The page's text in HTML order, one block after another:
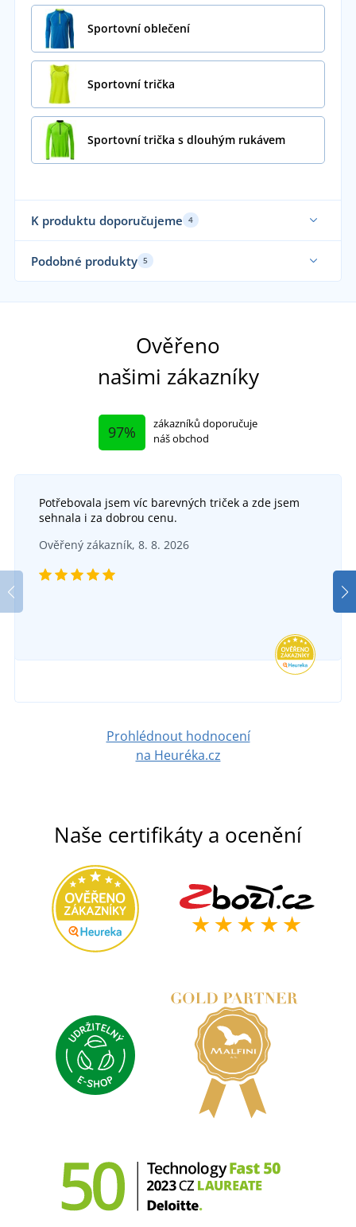
Sportovní oblečení
Sportovní trička
Sportovní trička s dlouhým rukávem
K produktu doporučujeme 4
Podobné produkty 5
Dámské funkční spodky REWARD
267 Kč
Ověřeno
našimi zákazníky
97%
zákazníků doporučuje
náš obchod
Potřebovala jsem víc barevných triček a zde jsem
sehnala i za dobrou cenu.
Ověřený zákazník, 8. 8. 2026
Prohlédnout hodnocení
na Heuréka.cz
Naše certifikáty a ocenění